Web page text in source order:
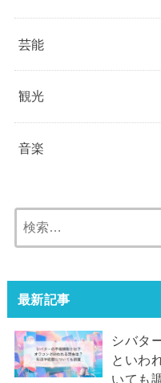
芸能
観光
音楽
最新記事
シバタ
といわ
いても